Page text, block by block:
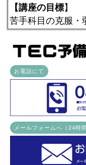
【講座の目標】
苦手科目の克服・
お電話にて
メールフォームへ（24時